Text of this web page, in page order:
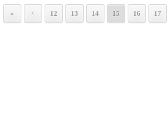
« < 12 13 14 15 16 17